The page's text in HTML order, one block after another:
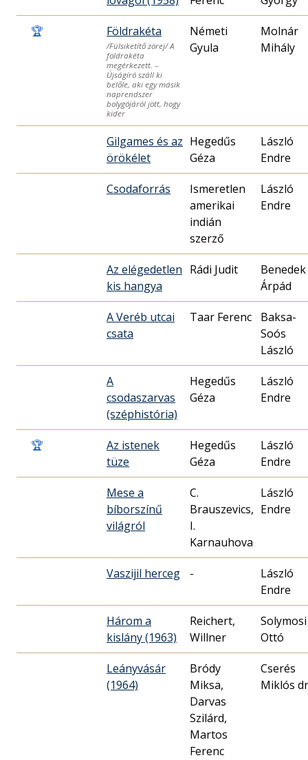
🏆 Földrakéta
/Fülsiketítő zörej/ A
földrakéta
megérkezett. –
Újságíró száll ki
belőle, aki egy másik
naprendszer
bolygójáról jött, hogy
kider
Németi
Gyula
Molnár
Mihály
Gilgames és az
örökélet
Hegedűs
Géza
László
Endre
Csodaforrás
Ismeretlen
amerikai
indián
szerző
László
Endre
Az elégedetlen
kis hangya
Rádi Judit
Benedek
Árpád
A Veréb utcai
csata
Taar Ferenc
Baksa-
Soós
László
A
csodaszarvas
(széphistória)
Hegedűs
Géza
László
Endre
🏆
Az istenek
tüze
Hegedűs
Géza
László
Endre
Mese a
bíborszínű
világról
C.
Brauszevics,
I.
Karnauhova
László
Endre
Vaszijil herceg -
László
Endre
Három a
kislány (1963)
Reichert,
Willner
Solymosi
Ottó
Leányvásár
(1964)
Bródy
Miksa,
Darvas
Szilárd,
Martos
Ferenc
Cserés
Miklós